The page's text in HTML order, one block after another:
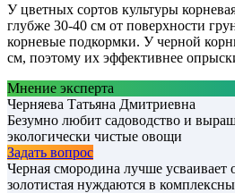
У цветных сортов культуры
глубже 30-40 см от поверхности
корневые подкормки. У черной
см, поэтому их эффективнее
Мнение эксперта
Черняева Татьяна Дмитриевна
Безумно любит садоводство и
экологически чистые овощи
Задать вопрос
Черная смородина лучше усваивает
золотистая нуждаются в